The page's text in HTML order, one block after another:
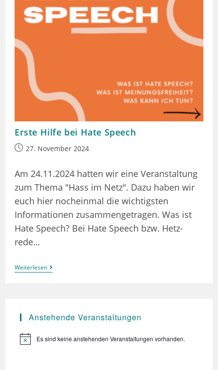
Erste Hilfe bei Hate Speech
Beitrag27. November 2024
Am 24.11.2024 hatten wir eine Veranstaltung
zum Thema "Hass im Netz". Dazu haben wir
euch hier nocheinmal die wichtigsten
Informationen zusammengetragen. Was ist
Hate Speech? Bei Hate Speech bzw. Hetz-
rede…
WeiterlesenErste
Hilfe
Anstehende Veranstaltungen
H
Es sind keine anstehenden Veranstaltungen vorhanden.